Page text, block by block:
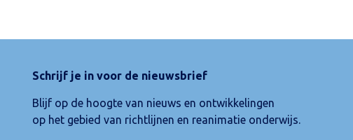
Schrijf je in voor de nieuwsbrief
Blijf op de hoogte van nieuws en ontwikkelingen
op het gebied van richtlijnen en reanimatie onderwijs.